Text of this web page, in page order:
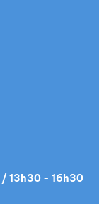
/ 13h30 - 16h30